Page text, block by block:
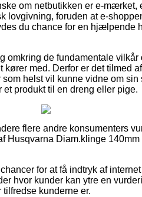
om netbutikken er e-mærket,
lovgivning, foruden at e-
du chance for en hjælpende
omkring de fundamentale
med. Derfor er det tilmed
helst vil kunne vidne om
produkt til en dreng eller pige.
flere andre konsumenters
Husqvarna Diam.klinge
for at få indtryk af
hvor kunder kan ytre en
kunderne er.